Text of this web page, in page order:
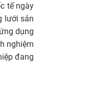
tế ngày
lưới sản
dụng
nghiệm
đang